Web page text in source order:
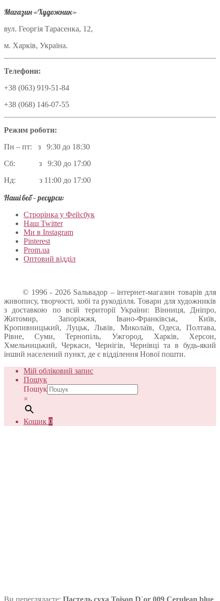
Магазин «Художник»
вул. Георгія Тарасенка, 12,
м. Харків, Україна.
Телефони:
+38 (063) 919-51-84
+38 (068) 146-07-55
Режим роботи:
Пн – пт: з 9:30 до 18:30
Сб: з 9:30 до 17:00
Нд: з 11:00 до 17:00
Наші веб – ресурси:
Строрінка у Фейсбук
Наш Twitter
Ми в Instagram
Pinterest
Prom.ua
Оптовий відділ
© 1996 - 2026 Sальвадор – інтернет-магазин товарів для
живопису, творчості, хобі та рукоділля. Товари для художників
з доставкою по всій території України: Вінниця, Дніпро,
Житомир, Запоріжжя, Івано-Франківськ, Київ,
Кропивницький, Луцьк, Львів, Миколаїв, Одеса, Полтава,
Рівне, Суми, Тернопіль, Ужгород, Харків, Херсон,
Хмельницький, Черкаси, Чернігів, Чернівці та в будь-який
інший населений пункт, де є відділення Нової пошти.
Мій обліковий запис
Пошук
Пошук
×
Кошик 0